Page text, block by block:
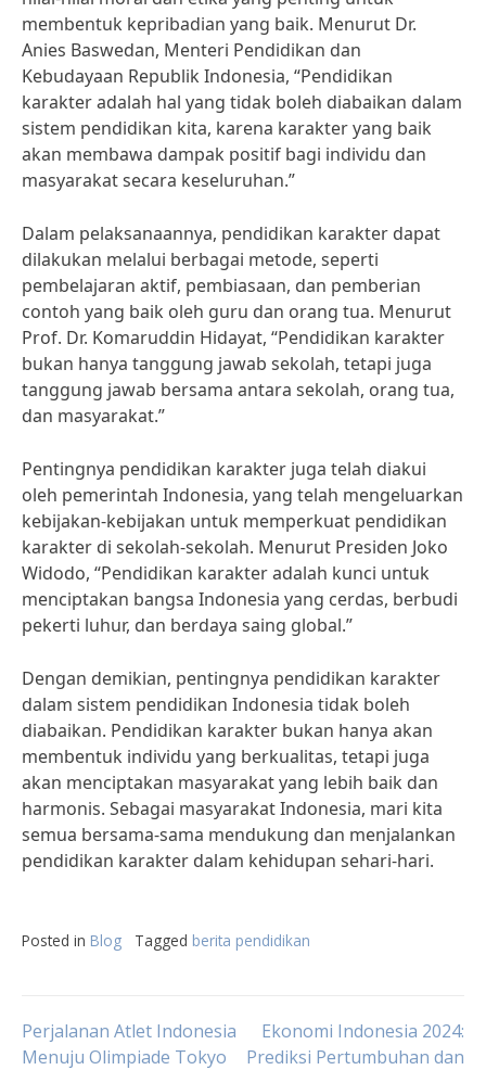
membentuk kepribadian yang baik. Menurut Dr.
Anies Baswedan, Menteri Pendidikan dan
Kebudayaan Republik Indonesia, “Pendidikan
karakter adalah hal yang tidak boleh diabaikan dalam
sistem pendidikan kita, karena karakter yang baik
akan membawa dampak positif bagi individu dan
masyarakat secara keseluruhan.”
Dalam pelaksanaannya, pendidikan karakter dapat
dilakukan melalui berbagai metode, seperti
pembelajaran aktif, pembiasaan, dan pemberian
contoh yang baik oleh guru dan orang tua. Menurut
Prof. Dr. Komaruddin Hidayat, “Pendidikan karakter
bukan hanya tanggung jawab sekolah, tetapi juga
tanggung jawab bersama antara sekolah, orang tua,
dan masyarakat.”
Pentingnya pendidikan karakter juga telah diakui
oleh pemerintah Indonesia, yang telah mengeluarkan
kebijakan-kebijakan untuk memperkuat pendidikan
karakter di sekolah-sekolah. Menurut Presiden Joko
Widodo, “Pendidikan karakter adalah kunci untuk
menciptakan bangsa Indonesia yang cerdas, berbudi
pekerti luhur, dan berdaya saing global.”
Dengan demikian, pentingnya pendidikan karakter
dalam sistem pendidikan Indonesia tidak boleh
diabaikan. Pendidikan karakter bukan hanya akan
membentuk individu yang berkualitas, tetapi juga
akan menciptakan masyarakat yang lebih baik dan
harmonis. Sebagai masyarakat Indonesia, mari kita
semua bersama-sama mendukung dan menjalankan
pendidikan karakter dalam kehidupan sehari-hari.
Posted in Blog Tagged berita pendidikan
Post
Perjalanan Atlet Indonesia
Menuju Olimpiade Tokyo
Ekonomi Indonesia 2024:
Prediksi Pertumbuhan dan